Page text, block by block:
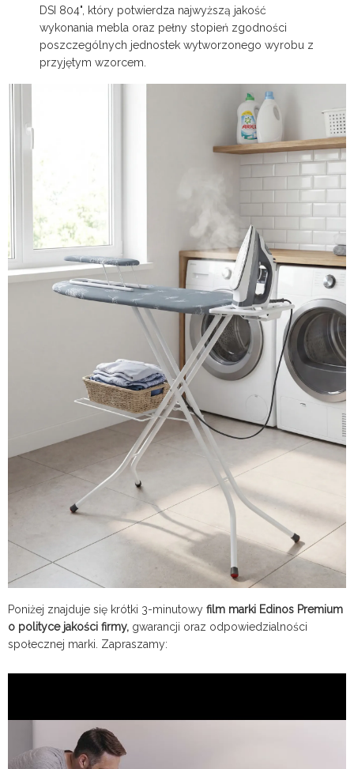
DSI 804", który potwierdza najwyższą jakość
wykonania mebla oraz pełny stopień zgodności
poszczególnych jednostek wytworzonego wyrobu z
przyjętym wzorcem.
Poniżej znajduje się krótki 3-minutowy film marki Edinos Premium
o polityce jakości firmy, gwarancji oraz odpowiedzialności
społecznej marki. Zapraszamy: